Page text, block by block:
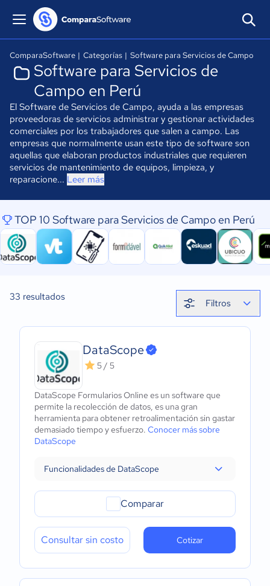
ComparaSoftware | Categorías | Software para Servicios de Campo
Software para Servicios de
Campo en Perú
El Software de Servicios de Campo, ayuda a las empresas
proveedoras de servicios administrar y gestionar actividades
comerciales por los trabajadores que salen a campo. Las
empresas que normalmente usan este tipo de software son
aquellas que elaboran productos industriales que requieren
servicios de mantenimiento de equipos, limpieza, y
reparacione... Leer más
TOP 10 Software para Servicios de Campo en Perú
33 resultados
Filtros
DataScope
5 / 5
DataScope Formularios Online es un software que
permite la recolección de datos, es una gran
herramienta para obtener retroalimentación sin gastar
demasiado tiempo y esfuerzo. Conocer más sobre
DataScope
Funcionalidades de DataScope
Comparar
Consultar sin costo Cotizar